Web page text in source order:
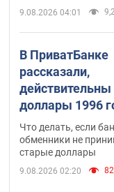
9.08.2026 04:01
В ПриватБанке
рассказали,
действительны
доллары 1996
принимают ли
обменники и
такие купюры
Что делать, если
обменники не
старые доллары
9.08.2026 02:20